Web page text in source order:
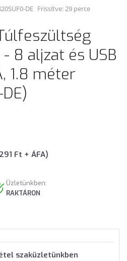
DE Frissítve: 29 perce
8 aljzat és USB
1.8 méter
Ft + ÁFA)
Üzletünkben:
RAKTÁRON
szaküzletünkben